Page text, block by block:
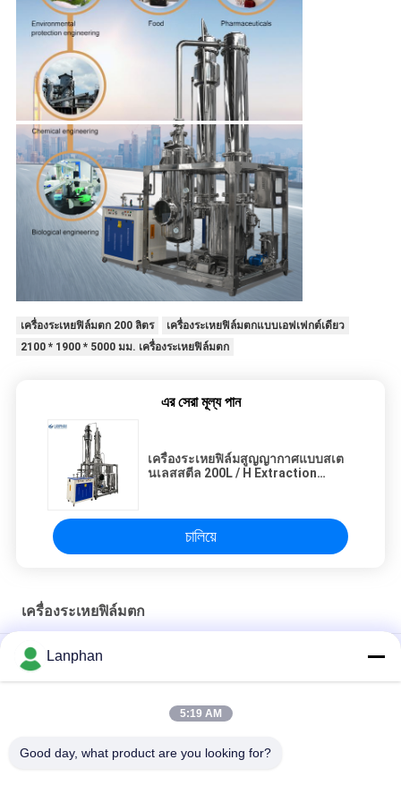
เครื่องระเหยฟิล์มตก 200 ลิตร
เครื่องระเหยฟิล์มตกแบบเอฟเฟกต์เดียว
2100 * 1900 * 5000 มม. เครื่องระเหยฟิล์มตก
এর সেরা মূল্য পান
เครื่องระเหยฟิล์มสูญญากาศแบบสเต
นเลสสตีล 200L / H Extraction
চালিয়ে
เครื่องระเหยฟิล์มตก
เครื่องระเหยฟิล์มตก 5kgh
Lanphan
5:19 AM
Good day, what product are you looking for?